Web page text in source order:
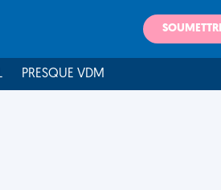
PRESQUE VDM